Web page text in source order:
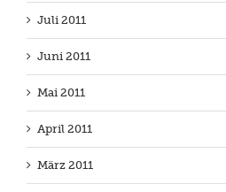
Juli 2011
Juni 2011
Mai 2011
April 2011
März 2011